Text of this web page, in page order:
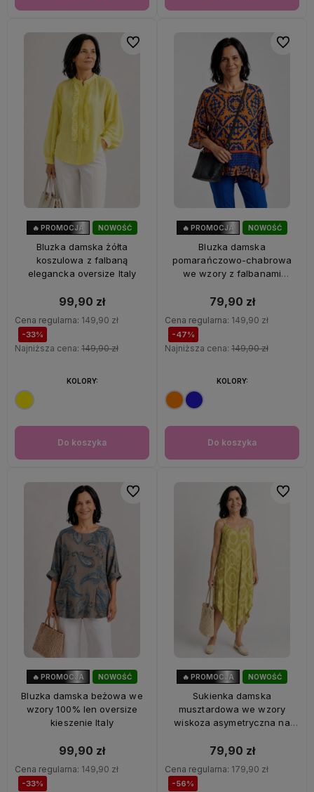
NOWOŚĆ
OKAZJA
🔥 PROMOCJA
Bluzka damska żółta
koszulowa z falbaną
elegancka oversize Italy
99,90 zł
Cena regularna: 149,90 zł
-33%
Najniższa cena: 149,90 zł
Do koszyka
KOLORY:
Do ulubionych
NOWOŚĆ
🔥 PROMOCJA
Bluzka damska
pomarańczowo-chabrowa
we wzory z falbanami
79,90 zł
Cena regularna: 149,90 zł
-47%
Najniższa cena: 149,90 zł
Do koszyka
KOLORY:
Do
NOWOŚĆ
OKAZJA
🔥 PROMOCJA
Bluzka damska beżowa we
wzory 100% len oversize
kieszenie Italy
99,90 zł
Cena regularna: 149,90 zł
-33%
Do ulubionych
NOWOŚĆ
🔥 PROMOCJA
Sukienka damska
musztardowa we wzory
wiskoza asymetryczna na
79,90 zł
Cena regularna: 179,90 zł
-56%
Do